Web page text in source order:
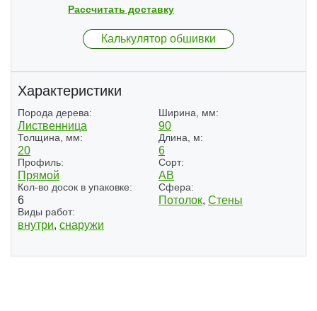
Рассчитать доставку
Калькулятор обшивки
Характеристики
Порода дерева:
Лиственница
Ширина, мм:
90
Толщина, мм:
20
Длина, м:
6
Профиль:
Прямой
Сорт:
АВ
Кол-во досок в упаковке:
6
Сфера:
Потолок, Стены
Виды работ:
внутри, снаружи